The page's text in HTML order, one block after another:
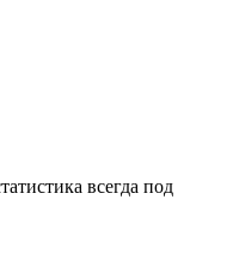
всегда под